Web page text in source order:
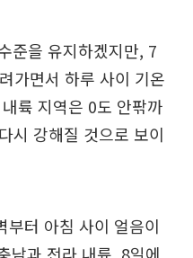
준을 유지하겠지만, 7
가면서 하루 사이 기온
륙 지역은 0도 안팎까
시 강해질 것으로 보이
부터 아침 사이 얼음이